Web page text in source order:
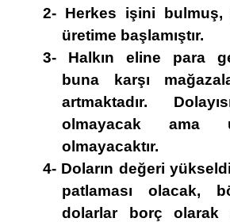
2- Herkes işini bulmuş,
üretime başlamıştır.
3- Halkın eline para
buna karşı
artmaktadır.
olmayacak ama
olmayacaktır.
4- Doların değeri
patlaması olacak,
dolarlar borç olarak